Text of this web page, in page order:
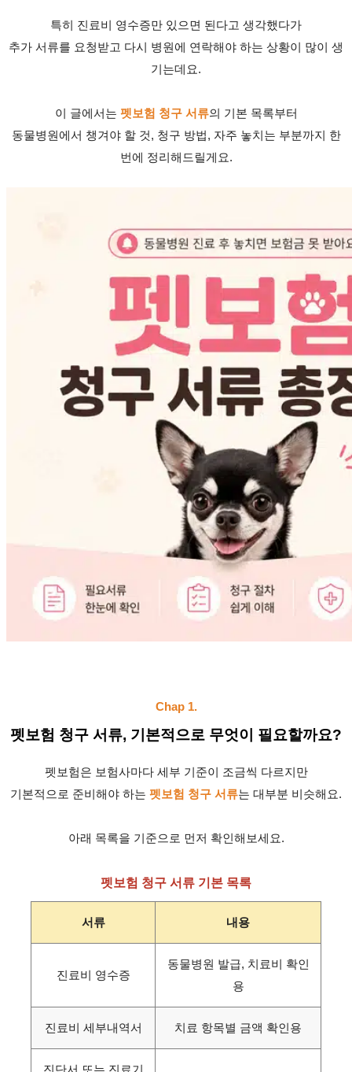
특히 진료비 영수증만 있으면 된다고 생각했다가
추가 서류를 요청받고 다시 병원에 연락해야 하는 상황이 많이 생
기는데요.
이 글에서는 펫보험 청구 서류의 기본 목록부터
동물병원에서 챙겨야 할 것, 청구 방법, 자주 놓치는 부분까지 한
번에 정리해드릴게요.
Chap 1.
펫보험 청구 서류, 기본적으로 무엇이 필요할까요?
펫보험은 보험사마다 세부 기준이 조금씩 다르지만
기본적으로 준비해야 하는 펫보험 청구 서류는 대부분 비슷해요.
아래 목록을 기준으로 먼저 확인해보세요.
펫보험 청구 서류 기본 목록
서류 내용
진료비 영수증
동물병원 발급, 치료비 확인
용
진료비 세부내역서 치료 항목별 금액 확인용
진단서 또는 진료기